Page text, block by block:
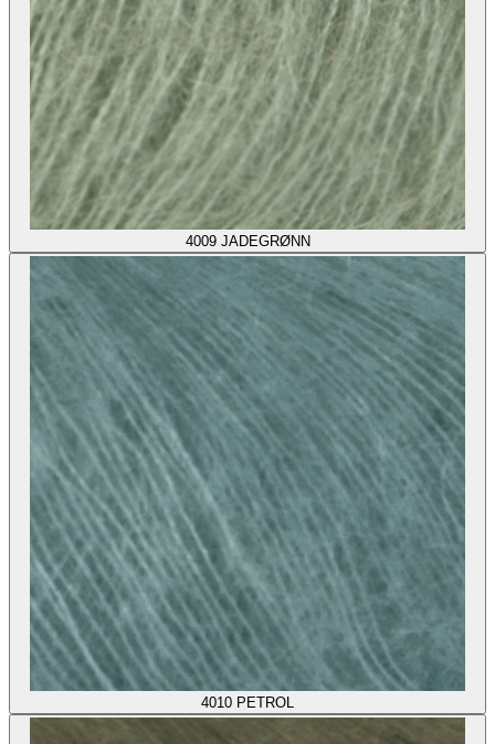
4009 JADEGRØNN
4010 PETROL